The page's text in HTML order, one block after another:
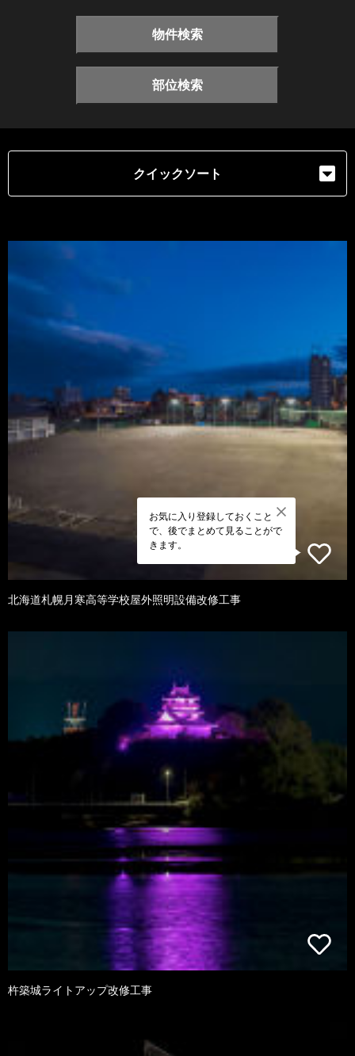
物件検索
部位検索
クイックソート
お気に入り登録しておくこと
で、後でまとめて見ることがで
きます。
北海道札幌月寒高等学校屋外照明設備改修工事
杵築城ライトアップ改修工事